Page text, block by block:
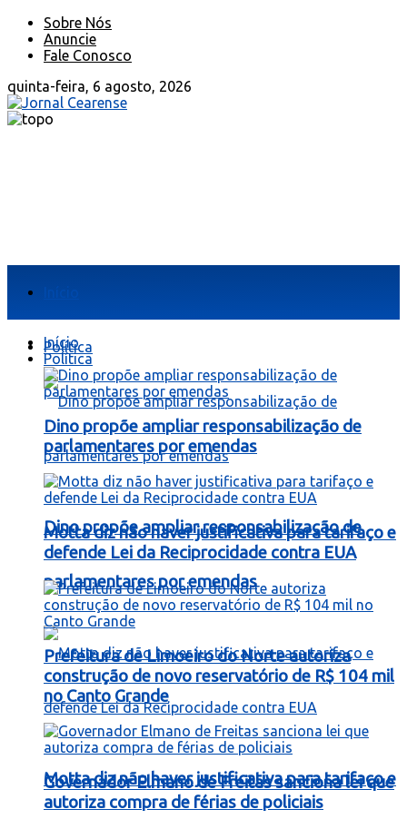
Sobre Nós
Anuncie
Fale Conosco
quinta-feira, 6 agosto, 2026
Política
Dino propõe ampliar responsabilização de
parlamentares por emendas
Motta diz não haver justificativa para tarifaço e
Início
Política
Dino propõe ampliar responsabilização de
parlamentares por emendas
Motta diz não haver justificativa para tarifaço e
defende Lei da Reciprocidade contra EUA
Prefeitura de Limoeiro do Norte autoriza
construção de novo reservatório de R$ 104 mil
no Canto Grande
Governador Elmano de Freitas sanciona lei que
autoriza compra de férias de policiais